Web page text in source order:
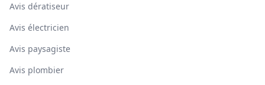
Avis dératiseur
Avis électricien
Avis paysagiste
Avis plombier